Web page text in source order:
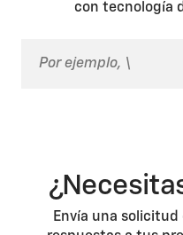
con tecnología
Envía una